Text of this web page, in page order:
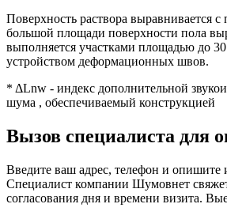
Поверхность раствора выравнивается
большой площади поверхности пола
выполняется участками площадью до
устройством деформационных швов.
* ΔLnw - индекс дополнительной
шума , обеспечиваемый конструкцией
Вызов специалиста для
Введите ваш адрес, телефон и опишите
Специалист компании Шумовнет
согласования дня и времени визита.